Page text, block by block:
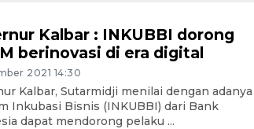
Kalbar : INKUBBI dorong
berinovasi di era digital
2021 14:30
Kalbar, Sutarmidji menilai dengan adanya
Inkubasi Bisnis (INKUBBI) dari Bank
dapat mendorong pelaku ...